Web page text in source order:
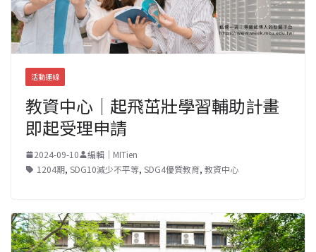
活動連線
教資中心｜起飛茁壯學習輔助計畫
即起受理申請
2024-09-10
編輯｜MITien
1204期, SDG10減少不平等, SDG4優質教育, 教資中心